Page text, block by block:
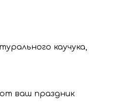
каучука,
ваш праздник